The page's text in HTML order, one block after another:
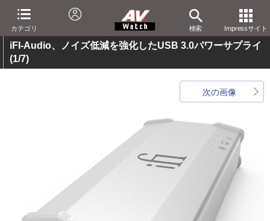
カテゴリ 検索 Impressサイト
iFI-Audio、ノイズ低減を強化したUSB 3.0パワーサプライ
(1/7)
次の画像